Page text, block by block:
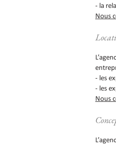
- la
Nous
- les
- les
Nous